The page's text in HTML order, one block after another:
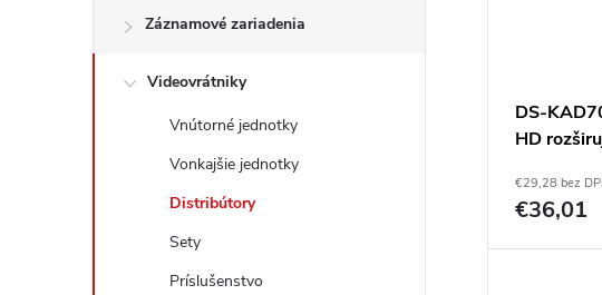
Záznamové zariadenia
Videovrátniky
Vnútorné jednotky
Vonkajšie jednotky
Distribútory
Sety
Príslušenstvo
d
o
DS-
HD
€29,28 bez
€36,01